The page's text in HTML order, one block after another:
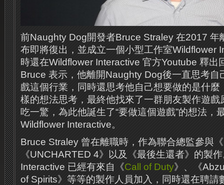
前Naughty Dog開發者Bruce Straley 在2017 年
布即將復出，並成立一個小型工作室Wildflower
時還在Wildflower Interactive 官方Youtube 釋出
Bruce 表示，他離開Naughty Dog後一直思考自
戲這個行業，同時還思考他自己想要做的是什
樣的想法思考，最終他找來了一群朋友製作遊戲
吃一驚，為此他誕生了“要做這個遊戲”的想法，
Wildflower Interactive。
Bruce Straley 曾在離職時，作為聯合總監參與
《UNCHARTED 4》以及《最後生還者》的製
Interactive 已經有來自《Call of Duty》、《
of Spirits》等等的製作人員加入，同時還在聘請